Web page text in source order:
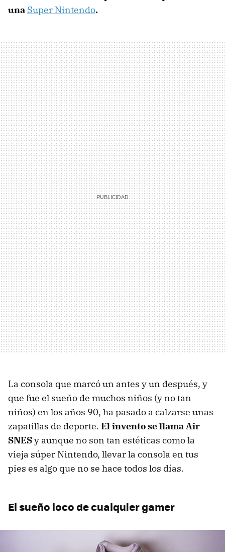
una Super Nintendo.
La consola que marcó un antes y un después, y
que fue el sueño de muchos niños (y no tan
niños) en los años 90, ha pasado a calzarse unas
zapatillas de deporte. El invento se llama Air
SNESy aunque no son tan estéticas como la
vieja súper Nintendo, llevar la consola en tus
pies es algo que no se hace todos los días.
El sueño loco de cualquier gamer